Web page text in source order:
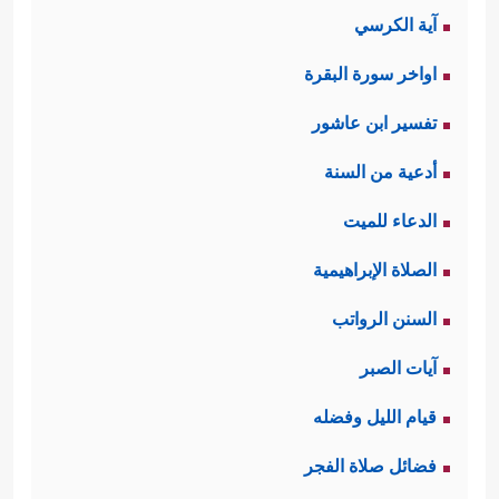
أو يُقدِّمون ما يزيل هذه الخشية وذاك
الشك.
ثالثًا: حكم العدو الذي يطلب السلم
رابعًا: التنبيه إلى ضرورة الحيطة والحذر
آية الكرسي
اواخر سورة البقرة
تفسير ابن عاشور
أدعية من السنة
الدعاء للميت
الصلاة الإبراهيمية
السنن الرواتب
آيات الصبر
قيام الليل وفضله
فضائل صلاة الفجر